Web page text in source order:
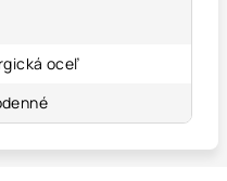
oceľ